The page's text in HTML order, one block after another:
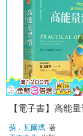
【電子書】高能
蘇．瓦爾瑪 著